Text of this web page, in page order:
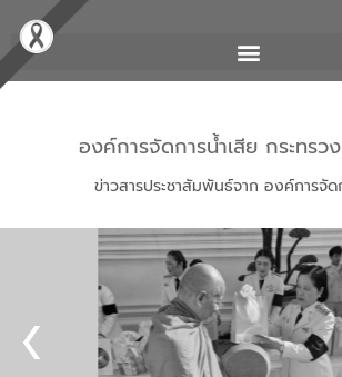
องค์การจัดการน้ำเสีย กระทรว
ข่าวสารประชาสัมพันธ์จาก องค์การจัด